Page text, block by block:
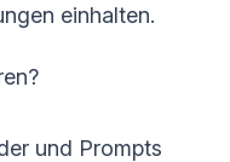
einhalten.
und Prompts